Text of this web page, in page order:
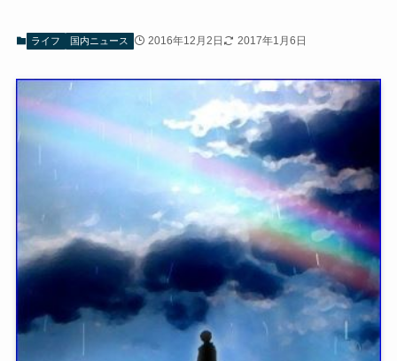
ライフ 国内ニュース 2016年12月2日 2017年1月6日